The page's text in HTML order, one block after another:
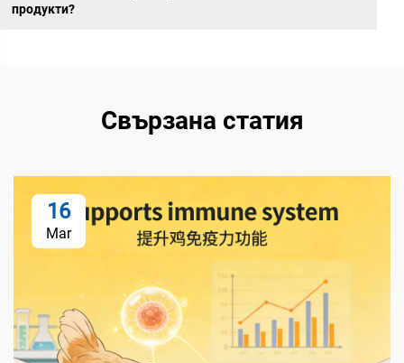
продукти?
Свързана статия
16
Mar